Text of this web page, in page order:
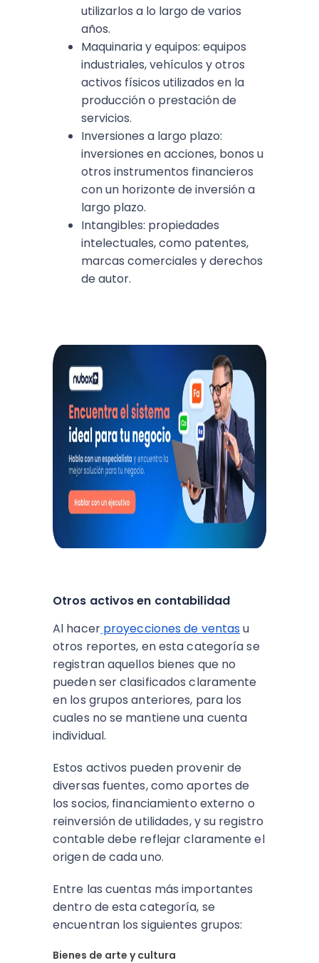
utilizarlos a lo largo de varios
años.
Maquinaria y equipos: equipos
industriales, vehículos y otros
activos físicos utilizados en la
producción o prestación de
servicios.
Inversiones a largo plazo:
inversiones en acciones, bonos u
otros instrumentos financieros
con un horizonte de inversión a
largo plazo.
Intangibles: propiedades
intelectuales, como patentes,
marcas comerciales y derechos
de autor.
Otros activos en contabilidad
Al hacer proyecciones de ventasu
otros reportes, en esta categoría se
registran aquellos bienes que no
pueden ser clasificados claramente
en los grupos anteriores, para los
cuales no se mantiene una cuenta
individual.
Estos activos pueden provenir de
diversas fuentes, como aportes de
los socios, financiamiento externo o
reinversión de utilidades, y su registro
contable debe reflejar claramente el
origen de cada uno.
Entre las cuentas más importantes
dentro de esta categoría, se
encuentran los siguientes grupos:
Bienes de arte y cultura